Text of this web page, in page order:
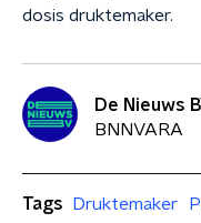
dosis druktemaker.
De Nieuws
BNNVARA
Tags Druktemaker